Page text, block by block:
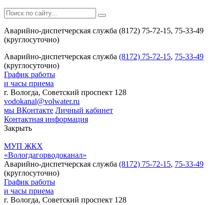
Аварийно-диспетчерская служба (8172) 75-72-15, 75-33-49
(круглосуточно)
Аварийно-диспетчерская служба (8172) 75-72-15, 75-33-49
(круглосуточно)
График работы
и часы приема
г. Вологда, Советский проспект 128
vodokanal@volwater.ru
мы ВКонтакте Личный кабинет
Контактная информация
Закрыть
МУП ЖКХ
«Вологдагорводоканал»
Аварийно-диспетчерская служба (8172) 75-72-15, 75-33-49
(круглосуточно)
График работы
и часы приема
г. Вологда, Советский проспект 128